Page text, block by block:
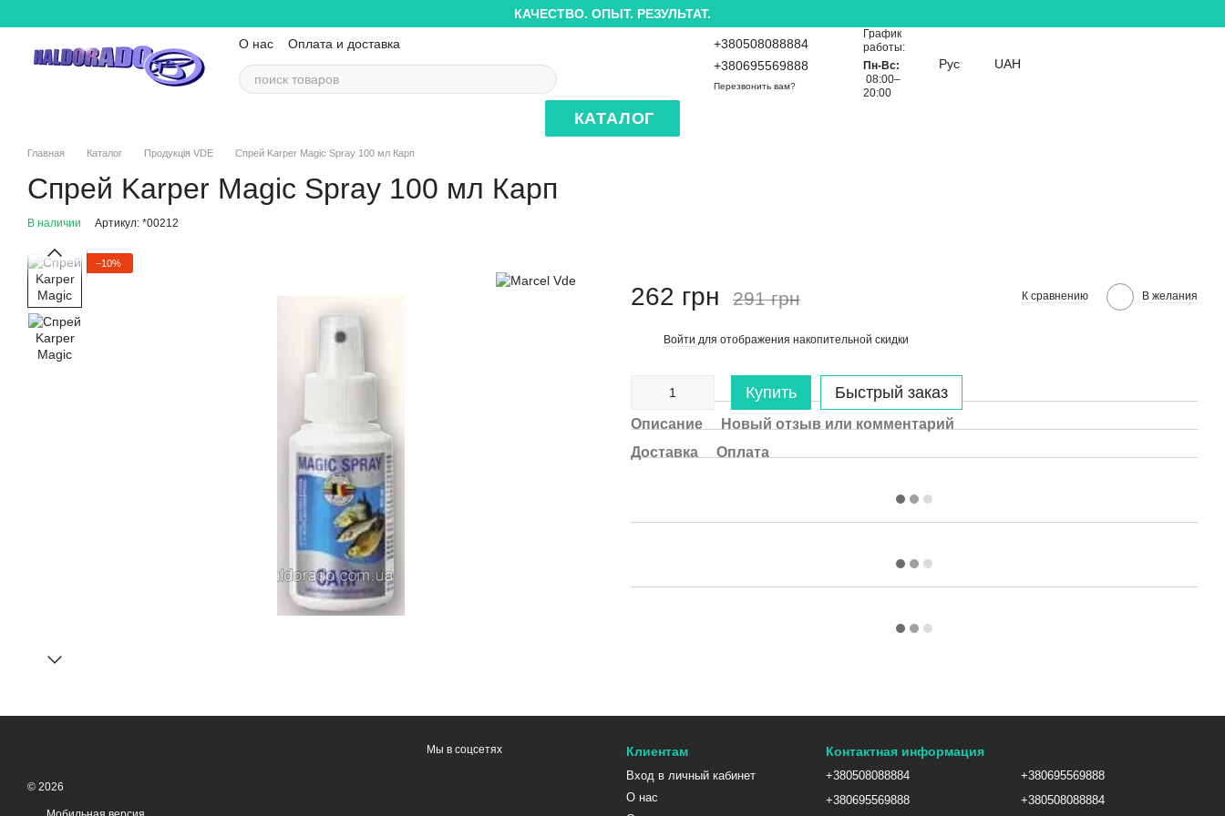
КАЧЕСТВО. ОПЫТ. РЕЗУЛЬТАТ.
О нас
Оплата и доставка
Контактная информация
+380508088884
+380695569888
Перезвонить вам?
График
работы:
Пн-Вс:
08:00–
20:00
Рус UAH
КАТАЛОГ
Главная Каталог Продукція VDE Спрей Karper Magic Spray 100 мл Карп
Спрей Karper Magic Spray 100 мл Карп
В наличии Артикул: *00212
−10%
262 грн 291 грн К сравнению В желания
Войти для отображения накопительной скидки
Купить Быстрый заказ
Описание
Новый отзыв или комментарий
Доставка
Оплата
© 2026
Мы в соцсетях Клиентам
Вход в личный кабинет
О нас
Контактная информация
+380508088884
+380695569888
+380695569888
+380508088884